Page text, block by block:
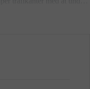
i robuste,